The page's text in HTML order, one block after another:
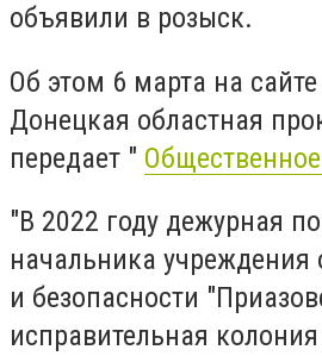
объявили в розыск.
Об этом 6 марта на
Донецкая областная
передает "
"В 2022 году дежурная
начальника учреждения
и безопасности
исправительная